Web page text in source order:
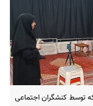
توسط کنشگران اجتماعی